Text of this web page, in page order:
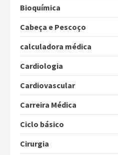
Bioquímica
Cabeça e Pescoço
calculadora médica
Cardiologia
Cardiovascular
Carreira Médica
Ciclo básico
Cirurgia